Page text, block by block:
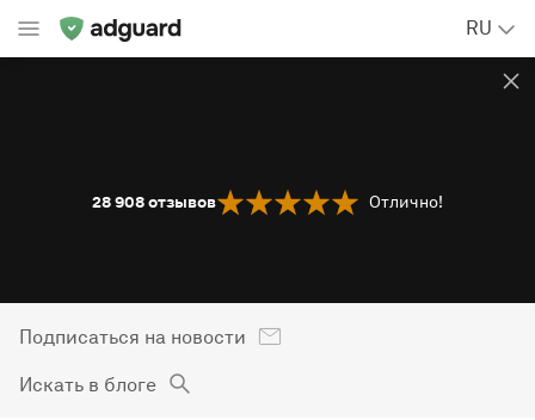
RU
28 908отзывов Отлично!
Подписаться на новости
Искать в блоге